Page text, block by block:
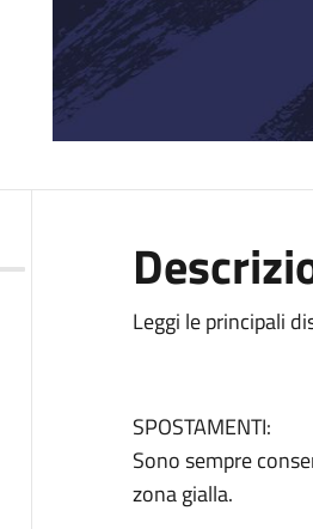
Leggi le principali
SPOSTAMENTI:
Sono sempre
zona gialla.